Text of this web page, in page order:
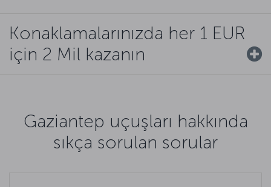
Konaklamalarınızda her 1 EUR
için 2 Mil kazanın
Gaziantep uçuşları hakkında
sıkça sorulan sorular